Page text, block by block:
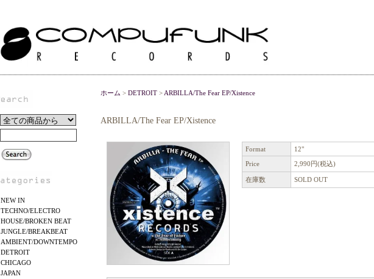
NEW IN
TECHNO/ELECTRO
HOUSE/BROKEN BEAT
JUNGLE/BREAKBEAT
AMBIENT/DOWNTEMPO
DETROIT
CHICAGO
JAPAN
ホーム > DETROIT > ARBILLA/The Fear EP/Xistence
ARBILLA/The Fear EP/Xistence
Format
12"
Price
2,990円(税込)
在庫数 SOLD OUT